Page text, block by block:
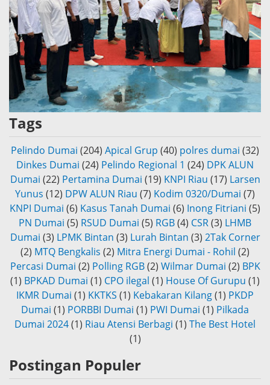
Tags
Pelindo Dumai (204) Apical Grup (40) polres dumai (32)
Dinkes Dumai (24) Pelindo Regional 1 (24) DPK ALUN
Dumai (22) Pertamina Dumai (19) KNPI Riau (17) Larsen
Yunus (12) DPW ALUN Riau (7) Kodim 0320/Dumai (7)
KNPI Dumai (6) Kasus Tanah Dumai (6) Inong Fitriani (5)
PN Dumai (5) RSUD Dumai (5) RGB(4) CSR(3) LHMB
Dumai (3) LPMK Bintan (3) Lurah Bintan (3) 2Tak Corner
(2) MTQ Bengkalis (2) Mitra Energi Dumai - Rohil (2)
Percasi Dumai (2) Polling RGB (2) Wilmar Dumai (2) BPK
(1) BPKAD Dumai (1) CPO ilegal (1) House Of Gurupu (1)
IKMR Dumai (1) KKTKS (1) Kebakaran Kilang(1) PKDP
Dumai (1) PORBBI Dumai (1) PWI Dumai (1) Pilkada
Dumai 2024(1) Riau Atensi Berbagi (1) The Best Hotel
(1)
Postingan Populer